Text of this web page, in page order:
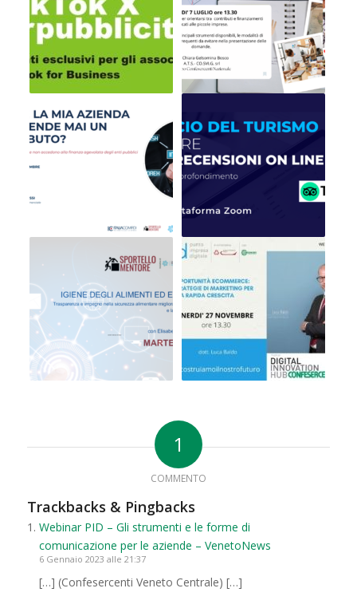
1
COMMENTO
Trackbacks & Pingbacks
Webinar PID – Gli strumenti e le forme di
comunicazione per le aziende – VenetoNews
6 Gennaio 2023 alle 21:37
[…] (Confesercenti Veneto Centrale) […]